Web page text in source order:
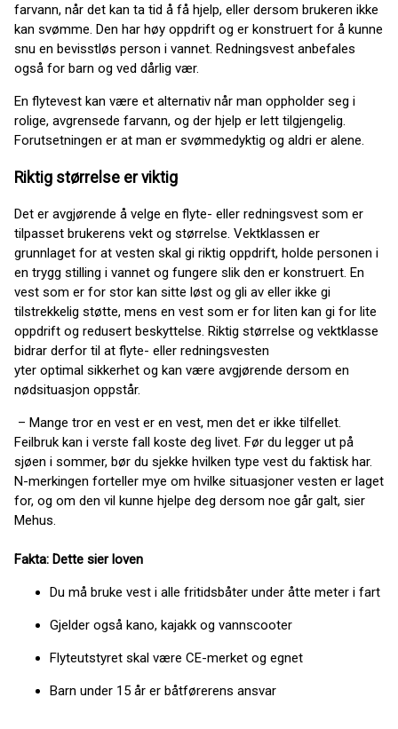
farvann, når det kan ta tid å få hjelp, eller dersom brukeren ikke
kan svømme. Den har høy oppdrift og er konstruert for å kunne
snu en bevisstløs person i vannet. Redningsvest anbefales
også for barn og ved dårlig vær.
En flytevest kan være et alternativ når man oppholder seg i
rolige, avgrensede farvann, og der hjelp er lett tilgjengelig.
Forutsetningen er at man er svømmedyktig og aldri er alene.
Riktig størrelse er viktig
Det er avgjørende å velge en flyte- eller redningsvest som er
tilpasset brukerens vekt og størrelse. Vektklassen er
grunnlaget for at vesten skal gi riktig oppdrift, holde personen i
en trygg stilling i vannet og fungere slik den er konstruert. En
vest som er for stor kan sitte løst og gli av eller ikke gi
tilstrekkelig støtte, mens en vest som er for liten kan gi for lite
oppdrift og redusert beskyttelse. Riktig størrelse og vektklasse
bidrar derfor til at flyte- eller redningsvesten
yter optimal sikkerhet og kan være avgjørende dersom en
nødsituasjon oppstår.
– Mange tror en vest er en vest, men det er ikke tilfellet.
Feilbruk kan i verste fall koste deg livet. Før du legger ut på
sjøen i sommer, bør du sjekke hvilken type vest du faktisk har.
N-merkingen forteller mye om hvilke situasjoner vesten er laget
for, og om den vil kunne hjelpe deg dersom noe går galt, sier
Mehus.
Fakta: Dette sier loven
Du må bruke vest i alle fritidsbåter under åtte meter i fart
Gjelder også kano, kajakk og vannscooter
Flyteutstyret skal være CE-merket og egnet
Barn under 15 år er båtførerens ansvar